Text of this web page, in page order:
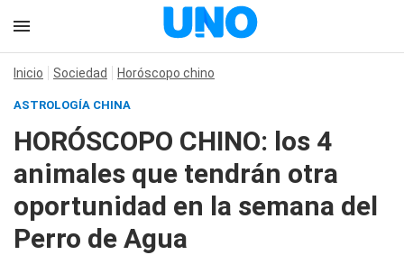
Inicio Sociedad Horóscopo chino
ASTROLOGÍA CHINA
HORÓSCOPO CHINO: los 4
animales que tendrán otra
oportunidad en la semana del
Perro de Agua